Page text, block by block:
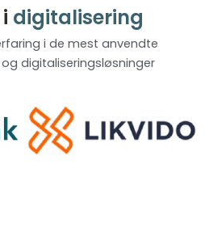
digitalisering
i de mest anvendte
digitaliseringsløsninger